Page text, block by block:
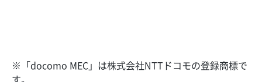
※「docomo MEC」は株式会社NTTドコモの登録商標で
す。